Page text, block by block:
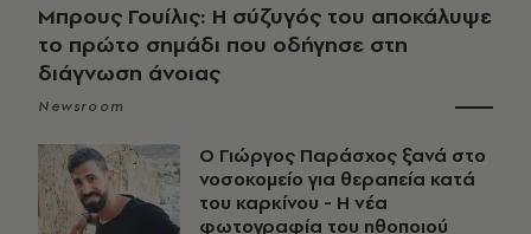
Μπρους Γουίλις: Η σύζυγός του αποκάλυψε
το πρώτο σημάδι που οδήγησε στη
διάγνωση άνοιας
Newsroom
O Γιώργος Παράσχος ξανά στο
νοσοκομείο για θεραπεία κατά
του καρκίνου - Η νέα
φωτογραφία του ηθοποιού